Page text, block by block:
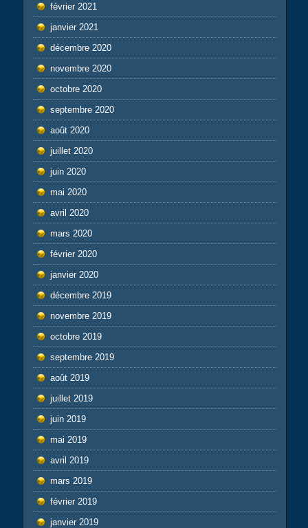
février 2021
janvier 2021
décembre 2020
novembre 2020
octobre 2020
septembre 2020
août 2020
juillet 2020
juin 2020
mai 2020
avril 2020
mars 2020
février 2020
janvier 2020
décembre 2019
novembre 2019
octobre 2019
septembre 2019
août 2019
juillet 2019
juin 2019
mai 2019
avril 2019
mars 2019
février 2019
janvier 2019